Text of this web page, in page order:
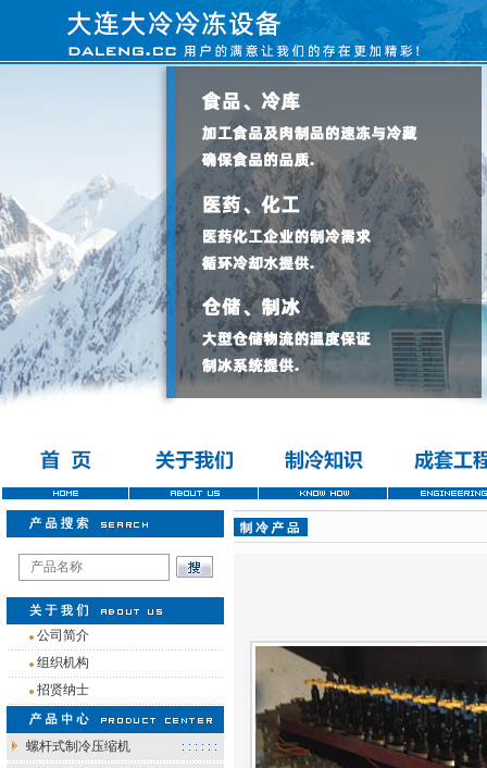
公司简介
组织机构
招贤纳士
螺杆式制冷压缩机